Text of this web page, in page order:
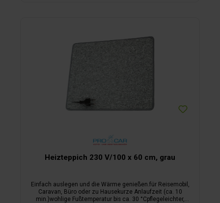
Heizteppich 230 V/100 x 60 cm, grau
Einfach auslegen und die Wärme genießen.für Reisemobil,
Caravan, Büro oder zu Hausekurze Anlaufzeit (ca. 10
min.)wohlige Fußtemperatur bis ca. 30 °Cpflegeleichter,